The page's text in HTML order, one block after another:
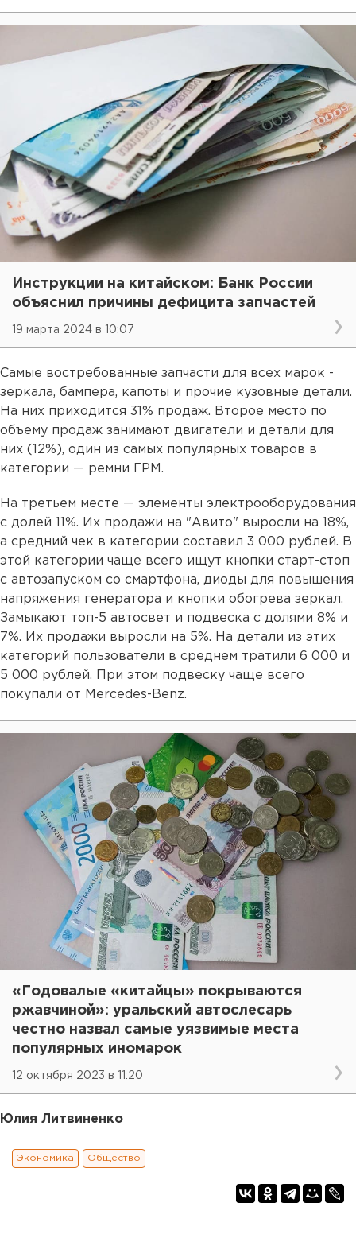
Инструкции на китайском: Банк России
объяснил причины дефицита запчастей
19 марта 2024 в 10:07
Самые востребованные запчасти для всех марок -
зеркала, бампера, капоты и прочие кузовные детали.
На них приходится 31% продаж. Второе место по
объему продаж занимают двигатели и детали для
них (12%), один из самых популярных товаров в
категории — ремни ГРМ.
На третьем месте — элементы электрооборудования
с долей 11%. Их продажи на "Авито" выросли на 18%,
а средний чек в категории составил 3 000 рублей. В
этой категории чаще всего ищут кнопки старт-стоп
с автозапуском со смартфона, диоды для повышения
напряжения генератора и кнопки обогрева зеркал.
Замыкают топ-5 автосвет и подвеска с долями 8% и
7%. Их продажи выросли на 5%. На детали из этих
категорий пользователи в среднем тратили 6 000 и
5 000 рублей. При этом подвеску чаще всего
покупали от Mercedes-Benz.
«Годовалые «китайцы» покрываются
ржавчиной»: уральский автослесарь
честно назвал самые уязвимые места
популярных иномарок
12 октября 2023 в 11:20
Юлия Литвиненко
Экономика Общество